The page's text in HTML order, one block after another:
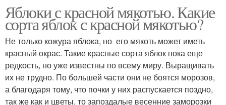
Яблоки с красной мякотью. Какие
сорта яблок с красной мякотью?
Не только кожура яблока, но его мякоть может иметь
красный окрас. Такие красные сорта яблок пока еще
редкость, но уже известны по всему миру. Выращивать
их не трудно. По большей части они не боятся морозов,
а благодаря тому, что почки у них распускается поздно,
так же как и цветы, то запоздалые весенние заморозки